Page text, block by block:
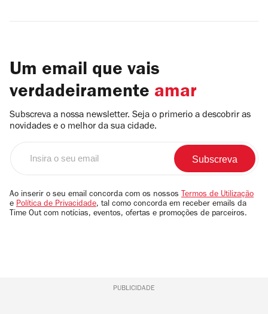
Um email que vais
verdadeiramente amar
Subscreva a nossa newsletter. Seja o primerio a descobrir as
novidades e o melhor da sua cidade.
email
Ao inserir o seu email concorda com os nossos Termos de Utilização
e Política de Privacidade, tal como concorda em receber emails da
Time Out com notícias, eventos, ofertas e promoções de parceiros.
PUBLICIDADE